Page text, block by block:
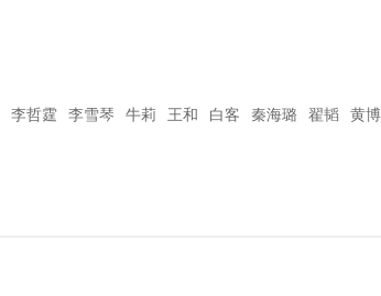
李哲霆 李雪琴 牛莉 王和 白客 秦海璐 翟韬 黄